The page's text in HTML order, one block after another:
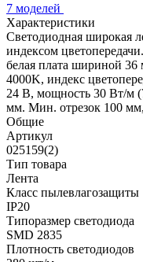
7 моделей
Характеристики
Светодиодная широкая
индексом
белая плата шириной
4000K, индекс
24 В, мощность 30 Вт/м
мм. Мин. отрезок 100
Общие
Артикул
025159(2)
Тип товара
Лента
Класс пылевлагозащиты
IP20
Типоразмер светодиода
SMD 2835
Плотность светодиодов